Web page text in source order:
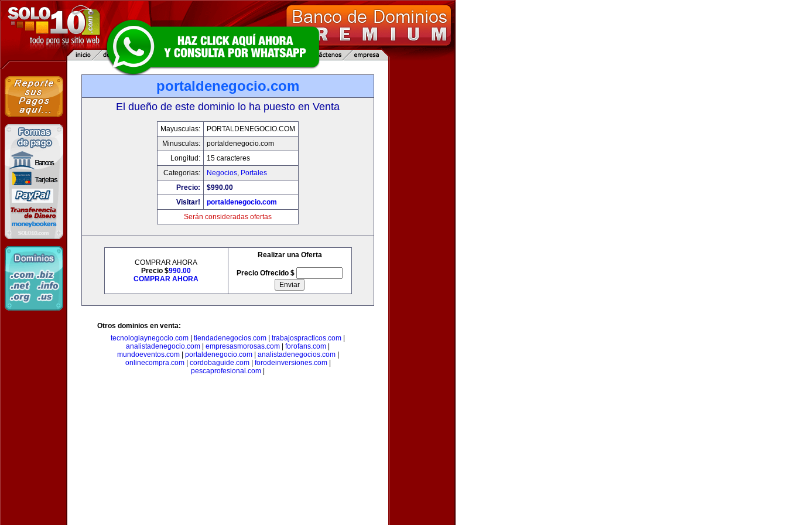
portaldenegocio.com
El dueño de este dominio lo ha puesto en Venta
Mayusculas:
PORTALDENEGOCIO.COM
Minusculas:
portaldenegocio.com
Longitud:
15 caracteres
Categorias:
Negocios, Portales
Precio:
$990.00
Visitar!
portaldenegocio.com
Serán consideradas ofertas
COMPRAR AHORA
Precio $990.00
COMPRAR AHORA
Realizar una Oferta
Precio Ofrecido $
Otros dominios en venta:
tecnologiaynegocio.com
tiendadenegocios.com trabajospracticos.com
analistadenegocio.com
empresasmorosas.com forofans.com
mundoeventos.com| portaldenegocio.com| analistadenegocios.com|
onlinecompra.com| cordobaguide.com| forodeinversiones.com|
pescaprofesional.com